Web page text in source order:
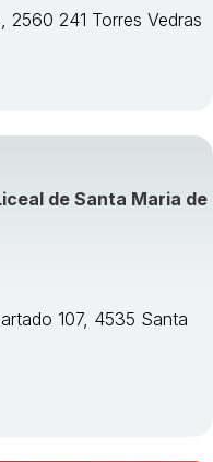
2560 241 Torres Vedras
de Santa Maria de
107, 4535 Santa